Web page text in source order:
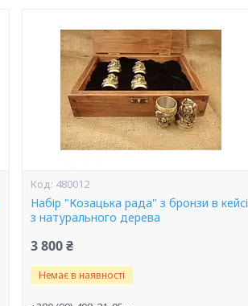
480012
Набір "Козацька рада" з бронзи в кейсі
з натурального дерева
3 800 ₴
Немає в наявності